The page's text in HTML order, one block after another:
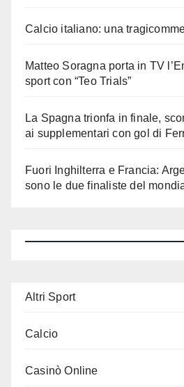
Calcio italiano: una
Matteo Soragna porta in TV
sport con “Teo Trials”
La Spagna trionfa in finale,
ai supplementari con gol di
Fuori Inghilterra e Francia:
sono le due finaliste del
Altri Sport
Calcio
Casinò Online